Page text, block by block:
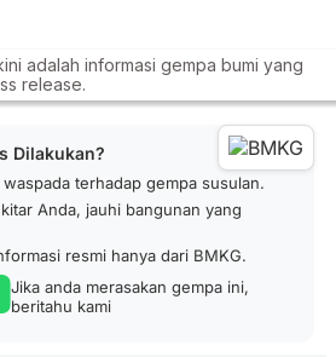
adalah informasi gempa bumi yang
release.